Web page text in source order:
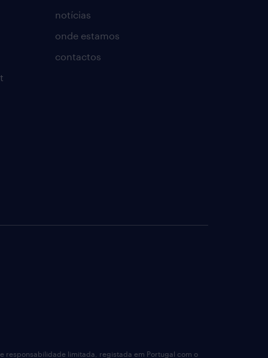
notícias
onde estamos
contactos
responsabilidade limitada, registada em Portugal com o